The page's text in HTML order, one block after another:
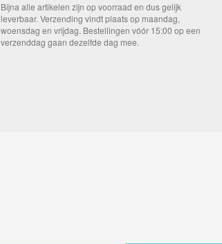
Bijna alle artikelen zijn op voorraad en dus gelijk
leverbaar. Verzending vindt plaats op maandag,
woensdag en vrijdag. Bestellingen vóór 15:00 op een
verzenddag gaan dezelfde dag mee.